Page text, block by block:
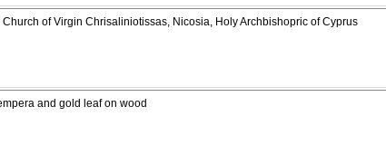
Church of Virgin Chrisaliniotissas, Nicosia, Holy Archbishopric of Cyprus
and gold leaf on wood